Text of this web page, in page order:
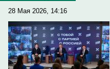
28 Мая 2026, 14:16